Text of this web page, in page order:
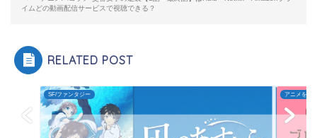
イムどの動画配信サービスで視聴できる？
RELATED POST
SF/ファンタジー アニメを探